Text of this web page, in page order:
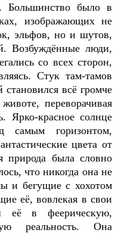
Большинство было в
изображающих не
эльфов, но и шутов,
Возбуждённые люди,
со всех сторон,
Стук там-тамов
всё громче
переворачивая
Ярко-красное солнце
самым горизонтом,
цвета от
природа была словно
что никогда она не
и бегущие с хохотом
её, вовлекая в свои
её в феерическую,
реальность. Она